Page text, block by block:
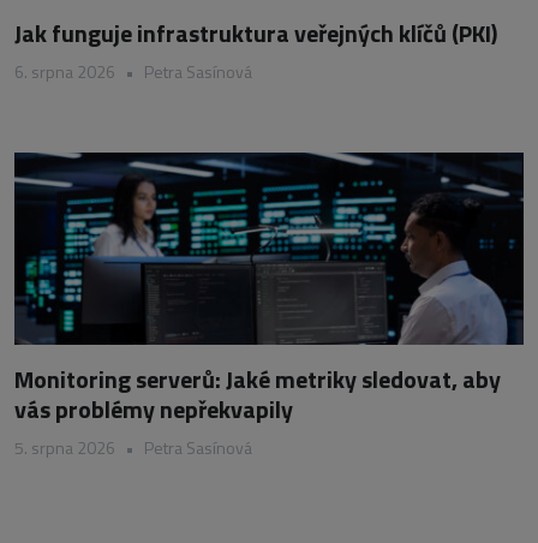
Jak funguje infrastruktura veřejných klíčů (PKI)
6. srpna 2026 • Petra Sasínová
Monitoring serverů: Jaké metriky sledovat, aby
vás problémy nepřekvapily
5. srpna 2026 • Petra Sasínová